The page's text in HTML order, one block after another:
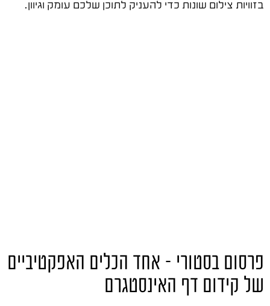
בזוויות צילום שונות כדי להעניק לתוכן שלכם עומק וגיוון.
פרסום בסטורי – אחד הכלים האפקטיביים
של קידום דף האינסטגרם